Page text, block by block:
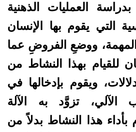
العمليات الذهنية
التي يقوم بها الإنسان
المهمة، ووضعِ الفروضِ عما
للقيام بهذا النشاط من
ويقوم بإدخالها في
الآلي، تزوَّد به الآلة
بأداء هذا النشاط بدلاً من